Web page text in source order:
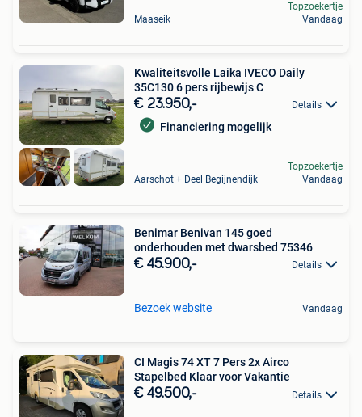
Maaseik
Topzoekertje
Vandaag
Kwaliteitsvolle Laika IVECO Daily
35C130 6 pers rijbewijs C
€ 23.950,- Details
Financiering mogelijk
Aarschot + Deel Begijnendijk
Topzoekertje
Vandaag
Benimar Benivan 145 goed
onderhouden met dwarsbed 75346
€ 45.900,- Details
Bezoek website Vandaag
CI Magis 74 XT 7 Pers 2x Airco
Stapelbed Klaar voor Vakantie
€ 49.500,- Details